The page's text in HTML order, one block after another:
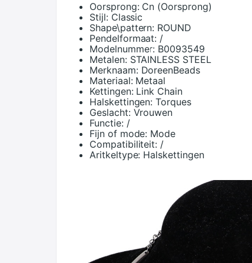
Oorsprong: Cn (Oorsprong)
Stijl: Classic
Shape\pattern: ROUND
Pendelformaat: /
Modelnummer: B0093549
Metalen: STAINLESS STEEL
Merknaam: DoreenBeads
Materiaal: Metaal
Kettingen: Link Chain
Halskettingen: Torques
Geslacht: Vrouwen
Functie: /
Fijn of mode: Mode
Compatibiliteit: /
Aritkeltype: Halskettingen